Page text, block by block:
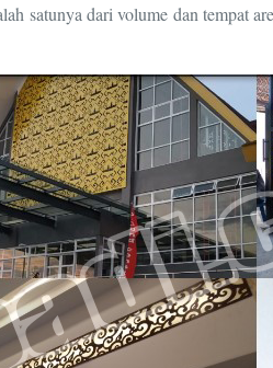
satunya dari volume dan tempat